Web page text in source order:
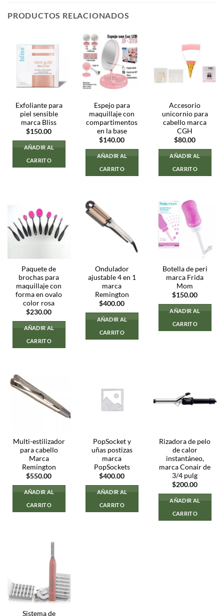
PRODUCTOS RELACIONADOS
Exfoliante para
piel sensible
marca Bliss
$150.00
AÑADIR AL
CARRITO
Espejo para
maquillaje con
compartimentos
en la base
$140.00
AÑADIR AL
CARRITO
Accesorio
unicornio para
cabello marca
CGH
$80.00
AÑADIR AL
CARRITO
Paquete de
brochas para
maquillaje con
forma en ovalo
color rosa
$230.00
AÑADIR AL
CARRITO
Ondulador
ajustable 4 en 1
marca
Remington
$400.00
AÑADIR AL
CARRITO
Botella de peri
marca Frida
Mom
$150.00
AÑADIR AL
CARRITO
Multi-estilizador
para cabello
Marca
Remington
$550.00
AÑADIR AL
CARRITO
PopSocket y
uñas postizas
marca
PopSockets
$400.00
AÑADIR AL
CARRITO
Rizadora de pelo
de calor
instantáneo,
marca Conair de
3/4 pulg
$200.00
AÑADIR AL
CARRITO
Sistema de